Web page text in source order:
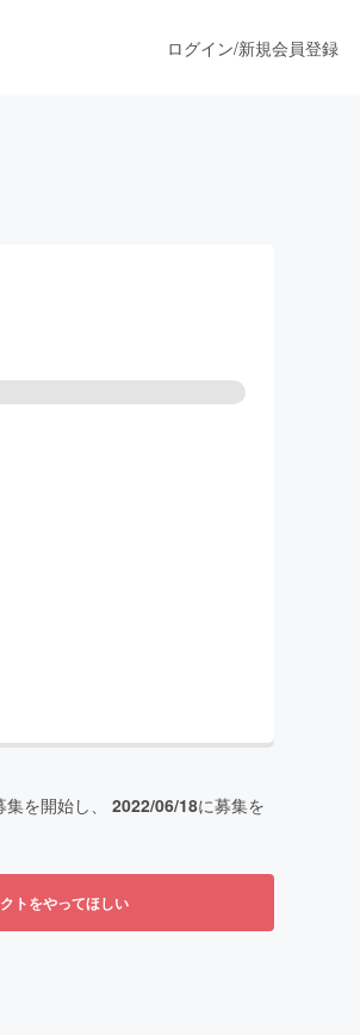
ログイン/新規会員登録
集を開始し、 2022/06/18に募集を
トをやってほしい